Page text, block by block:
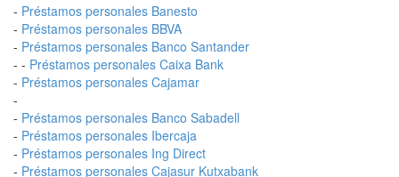
- Préstamos personales Banesto
- Préstamos personales BBVA
- Préstamos personales Banco Santander
- - Préstamos personales Caixa Bank
- Préstamos personales Cajamar
-
- Préstamos personales Banco Sabadell
- Préstamos personales Ibercaja
- Préstamos personales Ing Direct
- Préstamos personales Cajasur Kutxabank